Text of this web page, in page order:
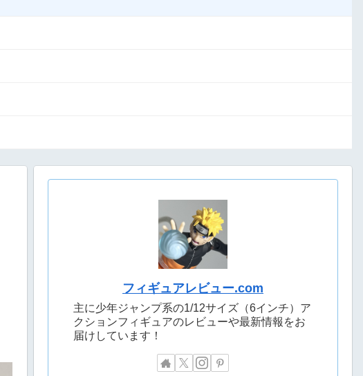
フィギュアレビュー.com
主に少年ジャンプ系の1/12サイズ（6インチ）ア
クションフィギュアのレビューや最新情報をお
届けしています！